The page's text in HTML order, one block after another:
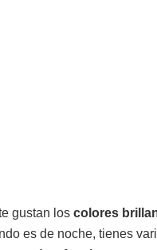
gustan los colores
es de noche, tienes